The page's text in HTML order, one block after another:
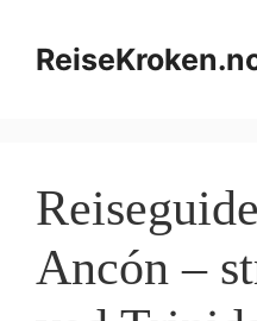
innhold
Ancón –